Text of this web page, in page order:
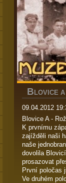
B LOVICE
09.04.2012
Blovice A -
K prvnímu
zajížděli naši
naše
dovolila
prosazovat
První poločas
Ve druhém